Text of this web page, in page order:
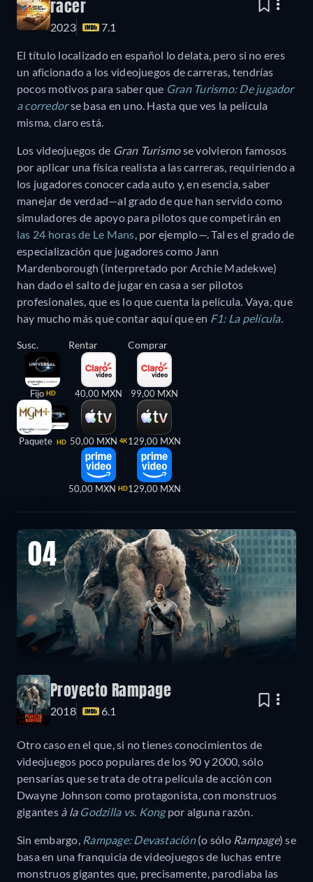
racer
2023 7.1
El título localizado en español lo delata, pero si no eres
un aficionado a los videojuegos de carreras, tendrías
pocos motivos para saber que Gran Turismo: De jugador
a corredorse basa en uno. Hasta que ves la película
misma, claro está.
Los videojuegos de Gran Turismose volvieron famosos
por aplicar una física realista a las carreras, requiriendo a
los jugadores conocer cada auto y, en esencia, saber
manejar de verdad—al grado de que han servido como
simuladores de apoyo para pilotos que competirán en
las 24 horas de Le Mans, por ejemplo—. Tal es el grado de
especialización que jugadores como Jann
Mardenborough (interpretado por Archie Madekwe)
han dado el salto de jugar en casa a ser pilotos
profesionales, que es lo que cuenta la película. Vaya, que
hay mucho más que contar aquí que en F1: La película.
Susc.
Fijo HD
Paquete HD
Rentar
40,00 MXN
50,00 MXN 4K
50,00 MXN HD
Comprar
99,00 MXN
129,00 MXN
129,00 MXN
04
Proyecto Rampage
2018 6.1
Otro caso en el que, si no tienes conocimientos de
videojuegos poco populares de los 90 y 2000, sólo
pensarías que se trata de otra película de acción con
Dwayne Johnson como protagonista, con monstruos
gigantes à la Godzilla vs. Kongpor alguna razón.
Sin embargo, Rampage: Devastación(o sólo Rampage) se
basa en una franquicia de videojuegos de luchas entre
monstruos gigantes que, precisamente, parodiaba las